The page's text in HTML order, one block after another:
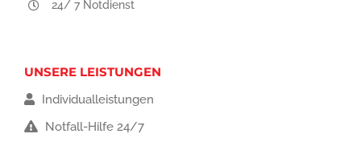
24/ 7 Notdienst
UNSERE LEISTUNGEN
Individualleistungen
Notfall-Hilfe 24/7